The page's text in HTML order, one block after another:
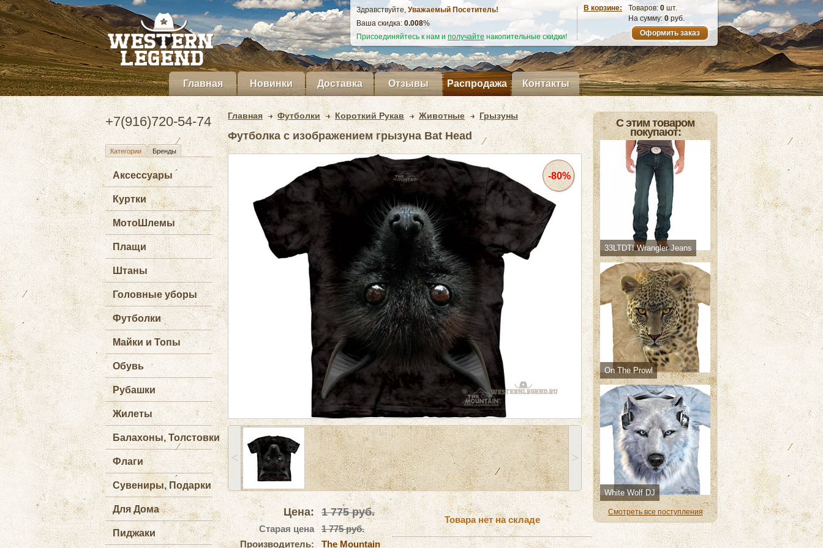
Здравствуйте, Уважаемый Посетитель!
Ваша скидка: 0.009%
Присоединяйтесь к нам и получайте накопительные скидки!
В корзине: Товаров: 0 шт.
На сумму: 0 руб.
Оформить заказ
Главная Новинки Доставка Отзывы Распродажа Контакты
+7(916)720-54-74
Категории Бренды
Аксессуары
Куртки
МотоШлемы
Плащи
Штаны
Головные уборы
Футболки
Майки и Топы
Обувь
Рубашки
Жилеты
Балахоны, Толстовки
Флаги
Сувениры, Подарки
Для Дома
Пиджаки
Главная Футболки Короткий Рукав Животные Грызуны
Футболка с изображением грызуна Bat Head
-80%
˂ ˃
Цена: 1 775руб.
Старая цена
1 775 руб.
Производитель:
The Mountain
Товара нет на складе
С этим товаром
покупают:
33LTDTI Wrangler Jeans
On The Prowl
White Wolf DJ
Смотреть все поступления